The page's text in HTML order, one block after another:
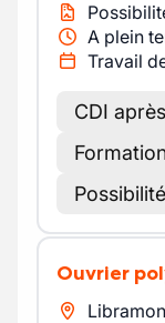
A plein
Travail
CDI
Ouvrier